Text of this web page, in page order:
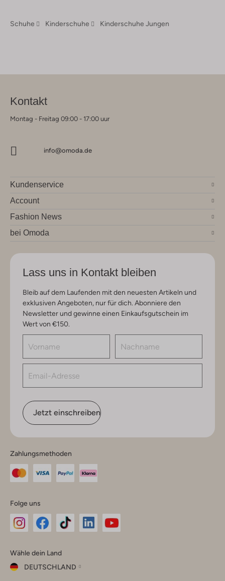
Schuhe Kinderschuhe Kinderschuhe Jungen
Kontakt
Montag - Freitag 09:00 - 17:00 uur
info@omoda.de
Kundenservice
Account
Fashion News
bei Omoda
Lass uns in Kontakt bleiben
Bleib auf dem Laufenden mit den neuesten Artikeln und
exklusiven Angeboten, nur für dich. Abonniere den
Newsletter und gewinne einen Einkaufsgutschein im
Wert von €150.
Jetzt einschreiben
Zahlungsmethoden
Folge uns
Instagram
Facebook
TikTok
Wähle dein Land
DEUTSCHLAND